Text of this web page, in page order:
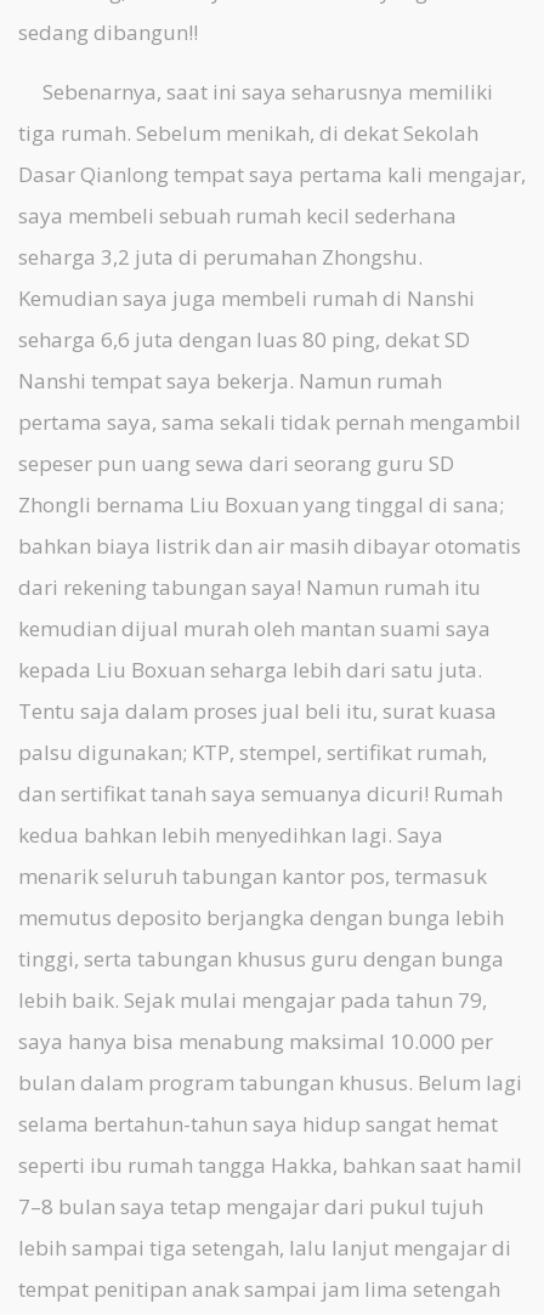
sedang dibangun!!
Sebenarnya, saat ini saya seharusnya memiliki
tiga rumah. Sebelum menikah, di dekat Sekolah
Dasar Qianlong tempat saya pertama kali mengajar,
saya membeli sebuah rumah kecil sederhana
seharga 3,2 juta di perumahan Zhongshu.
Kemudian saya juga membeli rumah di Nanshi
seharga 6,6 juta dengan luas 80 ping, dekat SD
Nanshi tempat saya bekerja. Namun rumah
pertama saya, sama sekali tidak pernah mengambil
sepeser pun uang sewa dari seorang guru SD
Zhongli bernama Liu Boxuan yang tinggal di sana;
bahkan biaya listrik dan air masih dibayar otomatis
dari rekening tabungan saya! Namun rumah itu
kemudian dijual murah oleh mantan suami saya
kepada Liu Boxuan seharga lebih dari satu juta.
Tentu saja dalam proses jual beli itu, surat kuasa
palsu digunakan; KTP, stempel, sertifikat rumah,
dan sertifikat tanah saya semuanya dicuri! Rumah
kedua bahkan lebih menyedihkan lagi. Saya
menarik seluruh tabungan kantor pos, termasuk
memutus deposito berjangka dengan bunga lebih
tinggi, serta tabungan khusus guru dengan bunga
lebih baik. Sejak mulai mengajar pada tahun 79,
saya hanya bisa menabung maksimal 10.000 per
bulan dalam program tabungan khusus. Belum lagi
selama bertahun-tahun saya hidup sangat hemat
seperti ibu rumah tangga Hakka, bahkan saat hamil
7–8 bulan saya tetap mengajar dari pukul tujuh
lebih sampai tiga setengah, lalu lanjut mengajar di
tempat penitipan anak sampai jam lima setengah